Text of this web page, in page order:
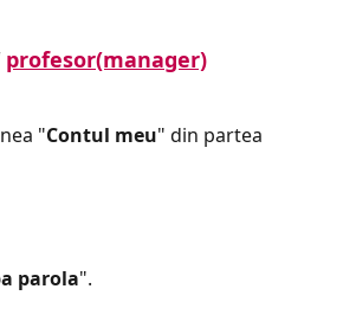
profesor(manager)
"Contul meu" din partea
parola".